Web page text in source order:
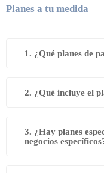
Planes a tu medida
1. ¿Qué planes de
2. ¿Qué incluye el
3. ¿Hay planes
negocios